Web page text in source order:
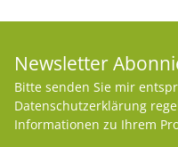
Newsletter
Bitte senden Sie mir
Datenschutzerklärung
Informationen zu Ihrem